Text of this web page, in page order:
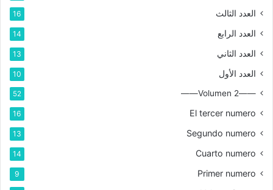
العدد الثالث 16
العدد الرابع 14
العدد الثاني 13
العدد الأول 10
——Volumen 2——
52
El tercer numero
16
Segundo numero
13
Cuarto numero
14
Primer numero
9